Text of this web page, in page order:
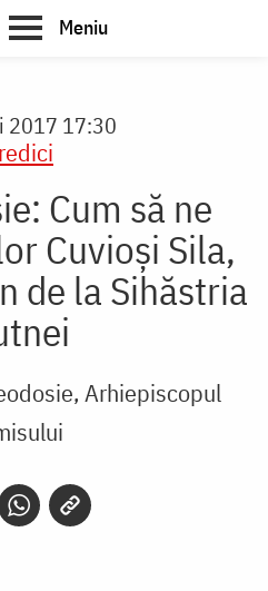
Meniu
2017 17:30
Cum să ne
Cuvioși Sila,
de la Sihăstria
Arhiepiscopul